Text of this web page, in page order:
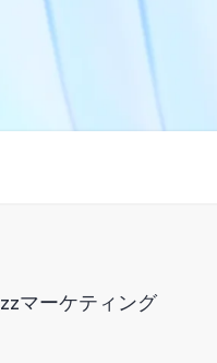
マーケティング